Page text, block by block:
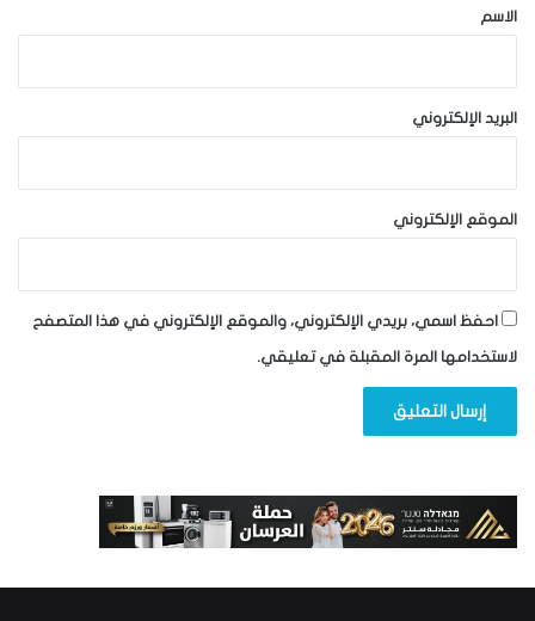
*الاسم
البريد الإلكتروني
الموقع الإلكتروني
احفظ اسمي، بريدي الإلكتروني، والموقع الإلكتروني في هذا المتصفح
لاستخدامها المرة المقبلة في تعليقي.